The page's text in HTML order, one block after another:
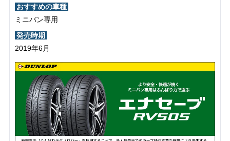
おすすめの車種
ミニバン専用
発売時期
2019年6月